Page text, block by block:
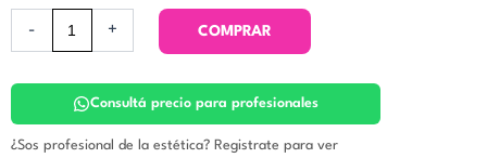
-
Pecas
Verrugas
Lunares
Cauterización
+ COMPRAR
Consultá precio para profesionales
¿Sos profesional de la estética? Registrate para ver